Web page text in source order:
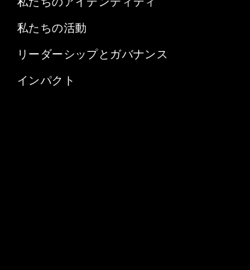
私たちの活動
リーダーシップとガバナンス
インパクト